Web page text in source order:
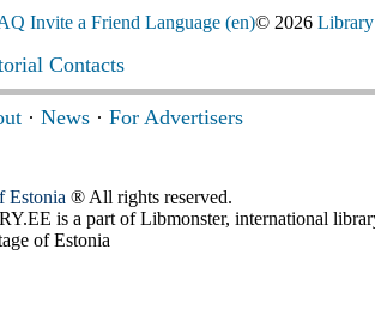
Invite a Friend Language (en)© 2026
Contacts
· News · For Advertisers
Estonia ® All rights reserved.
is a part of Libmonster, international
of Estonia